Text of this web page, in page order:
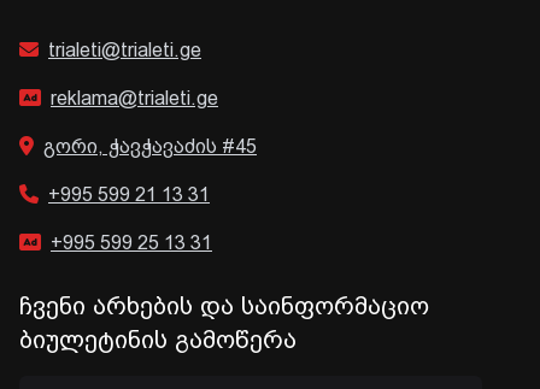
trialeti@trialeti.ge
reklama@trialeti.ge
გორი, ჭავჭავაძის #45
+995 599 21 13 31
+995 599 25 13 31
ჩვენი არხების და საინფორმაციო
ბიულეტინის გამოწერა